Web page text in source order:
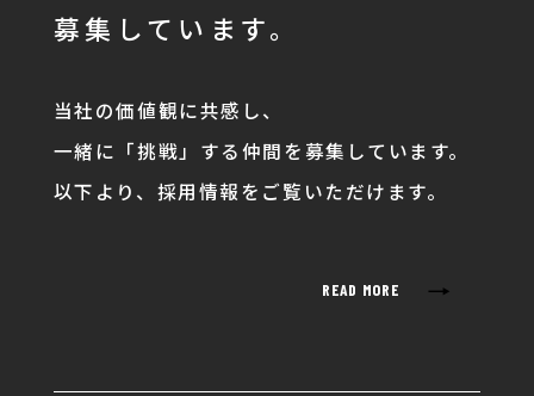
募集しています。
当社の価値観に共感し、
一緒に「挑戦」する仲間を募集しています。
以下より、採用情報をご覧いただけます。
READ MORE →